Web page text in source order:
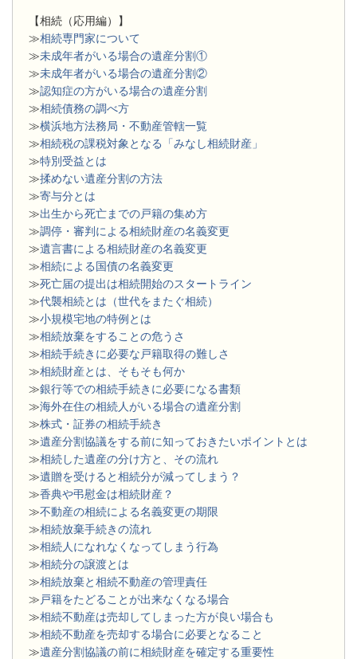
【相続（応用編）】
≫相続専門家について
≫未成年者がいる場合の遺産分割①
≫未成年者がいる場合の遺産分割②
≫認知症の方がいる場合の遺産分割
≫相続債務の調べ方
≫横浜地方法務局・不動産管轄一覧
≫相続税の課税対象となる「みなし相続財産」
≫特別受益とは
≫揉めない遺産分割の方法
≫寄与分とは
≫出生から死亡までの戸籍の集め方
≫調停・審判による相続財産の名義変更
≫遺言書による相続財産の名義変更
≫相続による国債の名義変更
≫死亡届の提出は相続開始のスタートライン
≫代襲相続とは（世代をまたぐ相続）
≫小規模宅地の特例とは
≫相続放棄をすることの危うさ
≫相続手続きに必要な戸籍取得の難しさ
≫相続財産とは、そもそも何か
≫銀行等での相続手続きに必要になる書類
​≫海外在住の相続人がいる場合の遺産分割
≫株式・証券の相続手続き
≫遺産分割協議をする前に知っておきたいポイントとは
≫相続した遺産の分け方と、その流れ
≫遺贈を受けると相続分が減ってしまう？
≫香典や弔慰金は相続財産？
≫不動産の相続による名義変更の期限
≫相続放棄手続きの流れ
≫相続人になれなくなってしまう行為
≫相続分の譲渡とは
​≫相続放棄と相続不動産の管理責任
≫ 戸籍をたどることが出来なくなる場合
≫相続不動産は売却してしまった方が良い場合も
≫相続不動産を売却する場合に必要となること
≫遺産分割協議の前に相続財産を確定する重要性